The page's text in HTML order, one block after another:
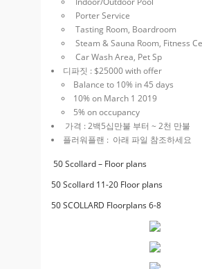
Porter Service
Tasting Room, Boardroom
Steam & Sauna Room, Fitness
Car Wash Area, Pet Sp
디파짓 : $25000 with offer
Balance to 10% in 45 days
10% on March 1 2019
5% on occupancy
가격 : 2백5십만불 부터 ~ 2천 만불
플러워플랜 : 아래 파일 참조하세요
50 Scollard – Floor plans
50 Scollard 11-20 Floor plans
50 SCOLLARD Floorplans 6-8